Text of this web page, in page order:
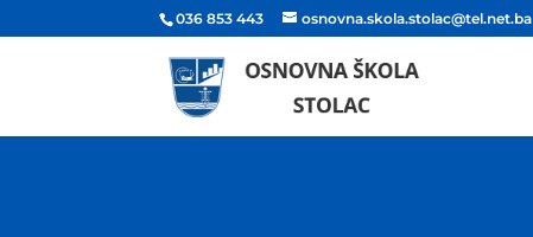
036 853 443 osnovna.skola.stolac@tel.net.ba